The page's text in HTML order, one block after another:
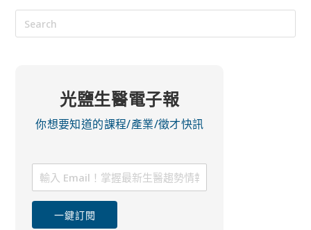
光鹽生醫電子報
你想要知道的課程/產業/徵才快訊
一鍵訂閱